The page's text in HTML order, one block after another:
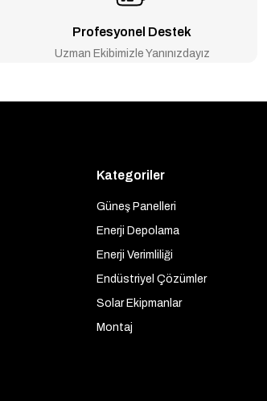
Profesyonel Destek
Uzman Ekibimizle Yanınızdayız
Kategoriler
Güneş Panelleri
Enerji Depolama
Enerji Verimliliği
Endüstriyel Çözümler
Solar Ekipmanlar
Montaj